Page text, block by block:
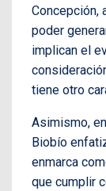
Concepción,
poder
implican el
tiene otro
Asimismo,
Biobío
enmarca
que cumplir